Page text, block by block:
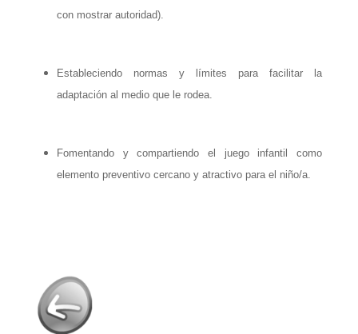
con mostrar autoridad).
Estableciendo normas y límites para facilitar la
adaptación al medio que le rodea.
Fomentando y compartiendo el juego infantil como
elemento preventivo cercano y atractivo para el niño/a.